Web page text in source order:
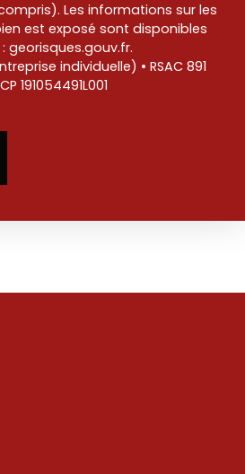
Les informations sur les
est exposé sont disponibles
georisques.gouv.fr.
individuelle) • RSAC 891
191054491L001